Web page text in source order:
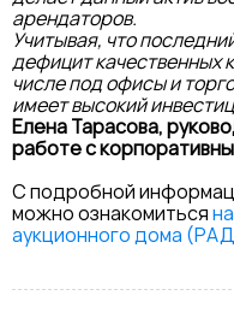
арендаторов.
Учитывая, что
дефицит качественных
числе под офисы и
имеет высокий
Елена Тарасова,
работе с
С подробной
можно ознакомиться
аукционного дома